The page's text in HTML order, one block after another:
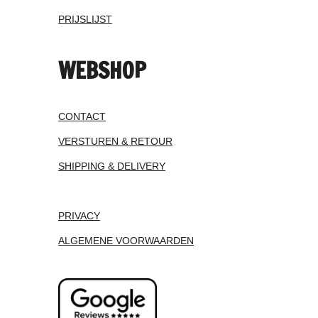
PRIJSLIJST
WEBSHOP
CONTACT
VERSTUREN & RETOUR
SHIPPING & DELIVERY
PRIVACY
ALGEMENE VOORWAARDEN